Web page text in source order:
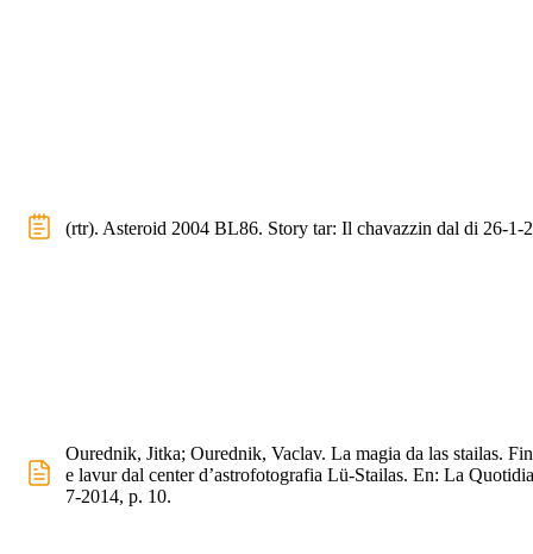
(rtr). Asteroid 2004 BL86. Story tar: Il chavazzin dal di 26-1-
Ourednik, Jitka; Ourednik, Vaclav. La magia da las stailas.
e lavur dal center d’astrofotografia Lü-Stailas. En: La
7-2014, p. 10.